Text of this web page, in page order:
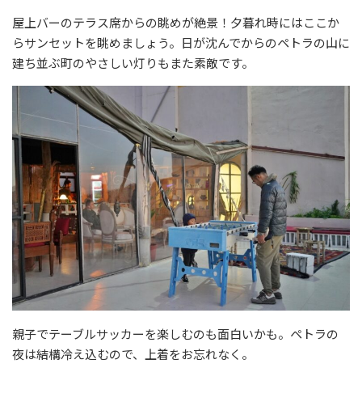
屋上バーのテラス席からの眺めが絶景！夕暮れ時にはここか
らサンセットを眺めましょう。日が沈んでからのペトラの山に
建ち並ぶ町のやさしい灯りもまた素敵です。
親子でテーブルサッカーを楽しむのも面白いかも。ペトラの
夜は結構冷え込むので、上着をお忘れなく。